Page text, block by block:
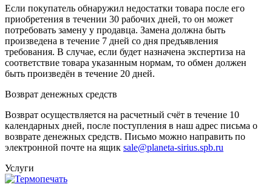
Если покупатель обнаружил недостатки товара после его
приобретения в течении 30 рабочих дней, то он может
потребовать замену у продавца. Замена должна быть
произведена в течение 7 дней со дня предъявления
требования. В случае, если будет назначена экспертиза на
соответствие товара указанным нормам, то обмен должен
быть произведён в течение 20 дней.
Возврат денежных средств
Возврат осуществляется на расчетный счёт в течение 10
календарных дней, после поступления в наш адрес письма о
возврате денежных средств. Письмо можно направить по
электронной почте на ящик sale@planeta-sirius.spb.ru
Услуги